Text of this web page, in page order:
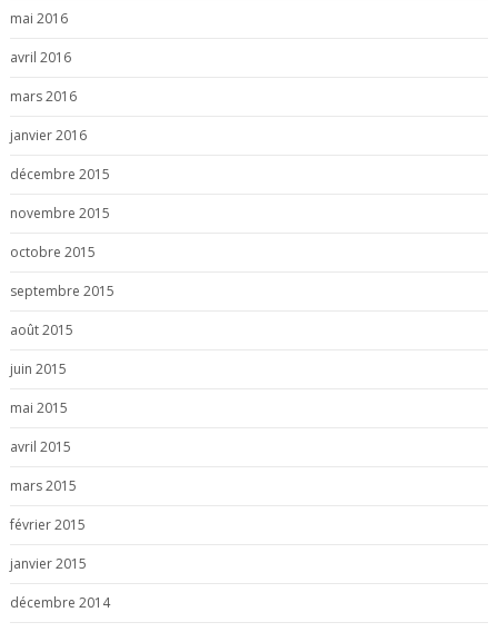
mai 2016
avril 2016
mars 2016
janvier 2016
décembre 2015
novembre 2015
octobre 2015
septembre 2015
août 2015
juin 2015
mai 2015
avril 2015
mars 2015
février 2015
janvier 2015
décembre 2014